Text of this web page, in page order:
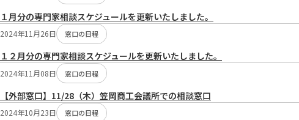
１月分の専門家相談スケジュールを更新いたしました。
2024年11月26日 窓口の日程
１２月分の専門家相談スケジュールを更新いたしました。
2024年11月08日 窓口の日程
【外部窓口】11/28（木）笠岡商工会議所での相談窓口
2024年10月23日 窓口の日程